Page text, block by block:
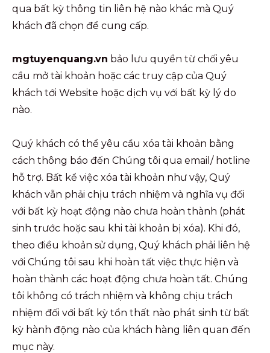
qua bất kỳ thông tin liên hệ nào khác mà Quý
khách đã chọn để cung cấp.
mgtuyenquang.vn bảo lưu quyền từ chối yêu
cầu mở tài khoản hoặc các truy cập của Quý
khách tới Website hoặc dịch vụ với bất kỳ lý do
nào.
Quý khách có thể yêu cầu xóa tài khoản bằng
cách thông báo đến Chúng tôi qua email/ hotline
hỗ trợ. Bất kể việc xóa tài khoản như vậy, Quý
khách vẫn phải chịu trách nhiệm và nghĩa vụ đối
với bất kỳ hoạt động nào chưa hoàn thành (phát
sinh trước hoặc sau khi tài khoản bị xóa). Khi đó,
theo điều khoản sử dụng, Quý khách phải liên hệ
với Chúng tôi sau khi hoàn tất việc thực hiện và
hoàn thành các hoạt động chưa hoàn tất. Chúng
tôi không có trách nhiệm và không chịu trách
nhiệm đối với bất kỳ tổn thất nào phát sinh từ bất
kỳ hành động nào của khách hàng liên quan đến
mục này.